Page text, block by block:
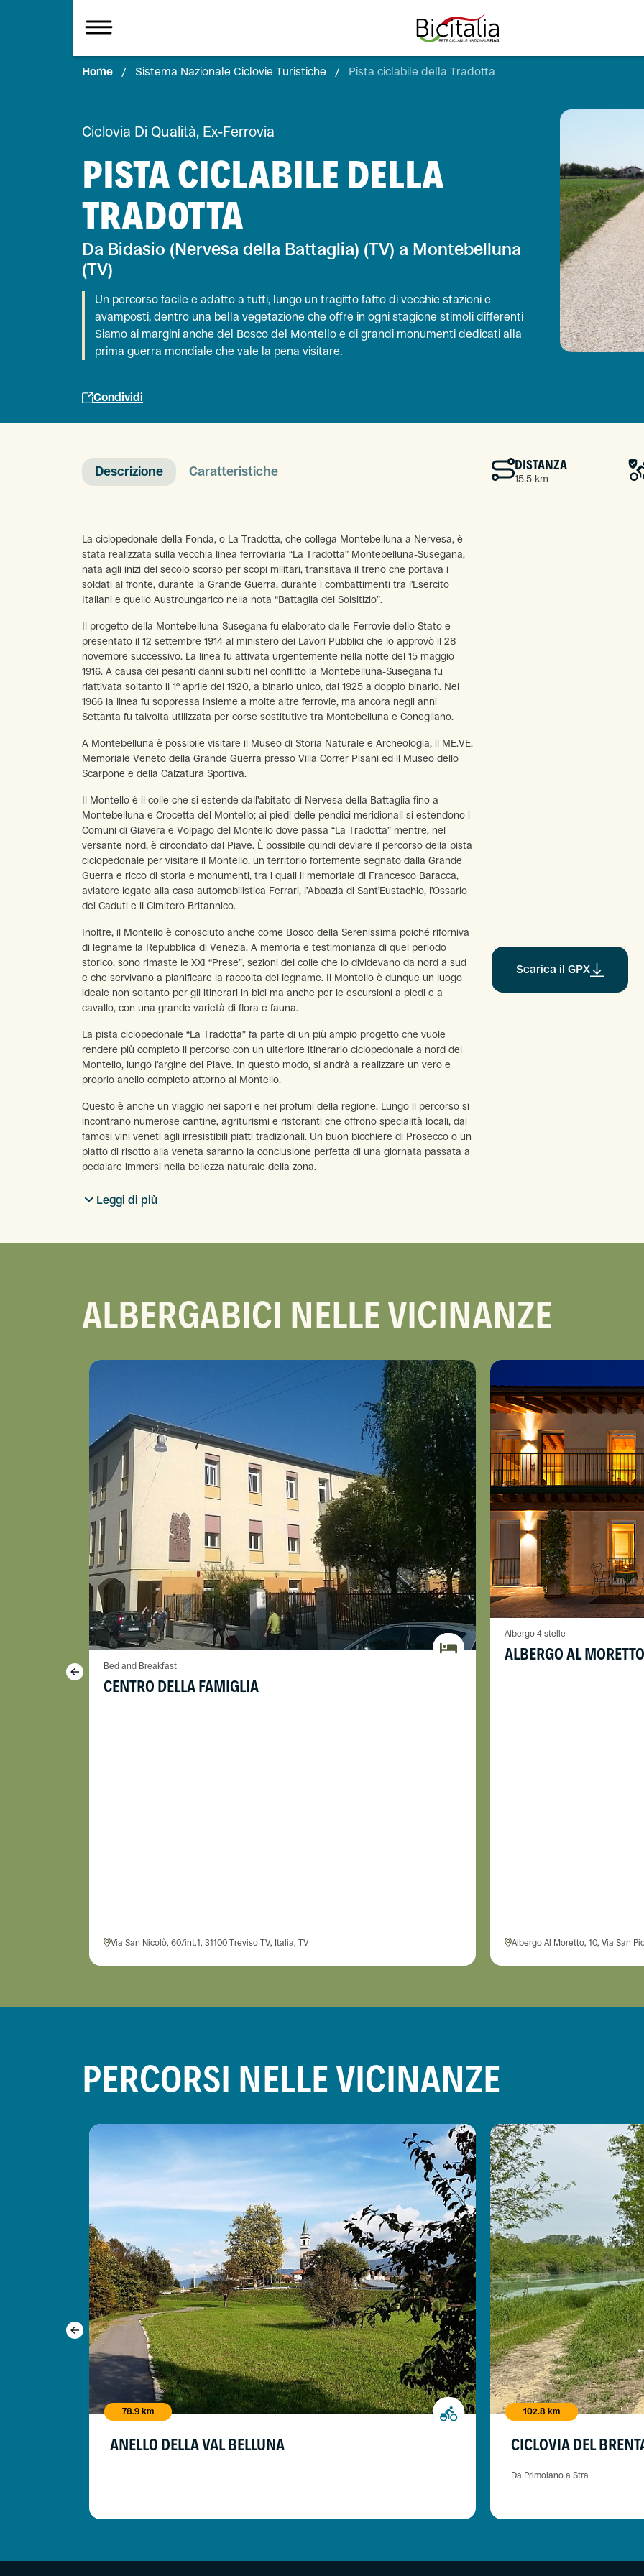
Home / Sistema Nazionale Ciclovie Turistiche / Pista ciclabile della Tradotta
Ciclovia Di Qualità, Ex-Ferrovia
PISTA CICLABILE DELLA
TRADOTTA
Da Bidasio (Nervesa della Battaglia) (TV) a Montebelluna
(TV)
Un percorso facile e adatto a tutti, lungo un tragitto fatto di vecchie stazioni e
avamposti, dentro una bella vegetazione che offre in ogni stagione stimoli differenti
Siamo ai margini anche del Bosco del Montello e di grandi monumenti dedicati alla
prima guerra mondiale che vale la pena visitare.
Condividi
Descrizione Caratteristiche
La ciclopedonale della Fonda, o La Tradotta, che collega Montebelluna a Nervesa, è
stata realizzata sulla vecchia linea ferroviaria “La Tradotta” Montebelluna-Susegana,
nata agli inizi del secolo scorso per scopi militari, transitava il treno che portava i
soldati al fronte, durante la Grande Guerra, durante i combattimenti tra l’Esercito
Italiani e quello Austroungarico nella nota “Battaglia del Solsitizio”.
Il progetto della Montebelluna-Susegana fu elaborato dalle Ferrovie dello Stato e
presentato il 12 settembre 1914 al ministero dei Lavori Pubblici che lo approvò il 28
novembre successivo. La linea fu attivata urgentemente nella notte del 15 maggio
1916. A causa dei pesanti danni subiti nel conflitto la Montebelluna-Susegana fu
riattivata soltanto il 1º aprile del 1920, a binario unico, dal 1925 a doppio binario. Nel
1966 la linea fu soppressa insieme a molte altre ferrovie, ma ancora negli anni
Settanta fu talvolta utilizzata per corse sostitutive tra Montebelluna e Conegliano.
A Montebelluna è possibile visitare il Museo di Storia Naturale e Archeologia, il ME.VE.
Memoriale Veneto della Grande Guerra presso Villa Correr Pisani ed il Museo dello
Scarpone e della Calzatura Sportiva.
Il Montello è il colle che si estende dall’abitato di Nervesa della Battaglia fino a
Montebelluna e Crocetta del Montello; ai piedi delle pendici meridionali si estendono i
Comuni di Giavera e Volpago del Montello dove passa “La Tradotta” mentre, nel
versante nord, è circondato dal Piave. È possibile quindi deviare il percorso della pista
ciclopedonale per visitare il Montello, un territorio fortemente segnato dalla Grande
Guerra e ricco di storia e monumenti, tra i quali il memoriale di Francesco Baracca,
aviatore legato alla casa automobilistica Ferrari, l’Abbazia di Sant’Eustachio, l’Ossario
dei Caduti e il Cimitero Britannico.
Inoltre, il Montello è conosciuto anche come Bosco della Serenissima poiché riforniva
di legname la Repubblica di Venezia. A memoria e testimonianza di quel periodo
storico, sono rimaste le XXI “Prese”, sezioni del colle che lo dividevano da nord a sud
e che servivano a pianificare la raccolta del legname. Il Montello è dunque un luogo
ideale non soltanto per gli itinerari in bici ma anche per le escursioni a piedi e a
cavallo, con una grande varietà di flora e fauna.
La pista ciclopedonale “La Tradotta” fa parte di un più ampio progetto che vuole
rendere più completo il percorso con un ulteriore itinerario ciclopedonale a nord del
Montello, lungo l’argine del Piave. In questo modo, si andrà a realizzare un vero e
proprio anello completo attorno al Montello.
Questo è anche un viaggio nei sapori e nei profumi della regione. Lungo il percorso si
incontrano numerose cantine, agriturismi e ristoranti che offrono specialità locali, dai
famosi vini veneti agli irresistibili piatti tradizionali. Un buon bicchiere di Prosecco o un
piatto di risotto alla veneta saranno la conclusione perfetta di una giornata passata a
pedalare immersi nella bellezza naturale della zona.
Leggi di più
DISTANZA
15.5 km
Scarica il GPX
ALBERGABICI NELLE VICINANZE
Bed and Breakfast
CENTRO DELLA FAMIGLIA
Via San Nicolò, 60/int.1, 31100 Treviso TV, Italia, TV
Albergo 4 stelle
ALBERGO AL MORETTO
Albergo Al Moretto, 10, Via San
PERCORSI NELLE VICINANZE
78.9 km
ANELLO DELLA VAL BELLUNA
102.8 km
CICLOVIA DEL
Da Primolano a Stra